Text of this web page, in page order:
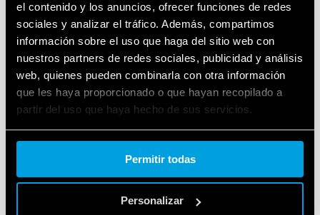
el contenido y los anuncios, ofrecer funciones de redes
sociales y analizar el tráfico. Además, compartimos
información sobre el uso que haga del sitio web con
nuestros partners de redes sociales, publicidad y análisis
web, quienes pueden combinarla con otra información
que les haya proporcionado o que hayan recopilado a
partir del uso que haya hecho de sus servicios.
Cookie policy.
Permitir todas
Personalizar
cumplen 20 años de actividad.
Las sucursales deFinder en México y Hungría
también alcanzaron la mayoría de edad este año.
Entre2005 y 2017 se abrieron sucursales en
Rumanía, Hong Kong, Argentina, Dinamarca,
Rusia, India y Polonia.
no se ha detenido, al contrario: en2018 se abrió la
sucursal de Lituania,un referente para los países